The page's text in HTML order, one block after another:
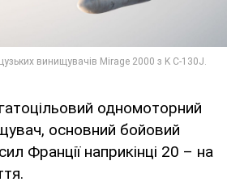
одномоторний
основний бойовий
Франції наприкінці 20 – на